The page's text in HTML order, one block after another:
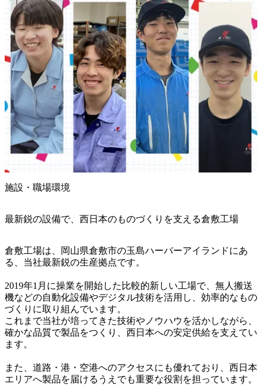
施設・職場環境
最新鋭の設備で、西日本のものづくりを支える倉敷工場
倉敷工場は、岡山県倉敷市の玉島ハーバーアイランドにあ
る、当社最新鋭の生産拠点です。
2019年1月に操業を開始した比較的新しい工場で、無人搬送
機などの自動化設備やデジタル技術を活用し、効率的なもの
づくりに取り組んでいます。
これまで当社が培ってきた技術やノウハウを活かしながら、
確かな品質で製品をつくり、西日本への安定供給を支えてい
ます。
また、道路・港・空港へのアクセスにも優れており、西日本
エリアへ製品を届けるうえでも重要な役割を担っています。